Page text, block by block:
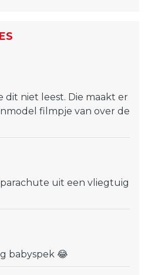
dit niet leest. Die maakt er
filmpje van over de
uit een vliegtuig
babyspek 😂